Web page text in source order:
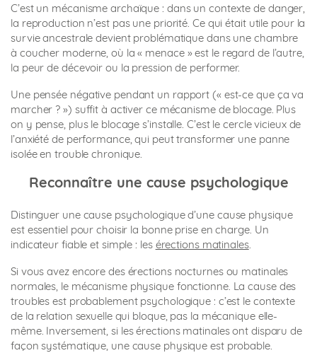
C’est un mécanisme archaïque : dans un contexte de danger,
la reproduction n’est pas une priorité. Ce qui était utile pour la
survie ancestrale devient problématique dans une chambre
à coucher moderne, où la « menace » est le regard de l’autre,
la peur de décevoir ou la pression de performer.
Une pensée négative pendant un rapport (« est-ce que ça va
marcher ? ») suffit à activer ce mécanisme de blocage. Plus
on y pense, plus le blocage s’installe. C’est le cercle vicieux de
l’anxiété de performance, qui peut transformer une panne
isolée en trouble chronique.
Reconnaître une cause psychologique
Distinguer une cause psychologique d’une cause physique
est essentiel pour choisir la bonne prise en charge. Un
indicateur fiable et simple : les érections matinales.
Si vous avez encore des érections nocturnes ou matinales
normales, le mécanisme physique fonctionne. La cause des
troubles est probablement psychologique : c’est le contexte
de la relation sexuelle qui bloque, pas la mécanique elle-
même. Inversement, si les érections matinales ont disparu de
façon systématique, une cause physique est probable.